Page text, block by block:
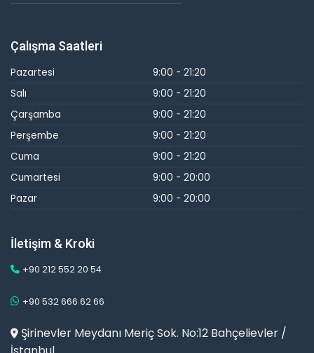
Çalışma Saatleri
Pazartesi
9:00 - 21:20
Salı
9:00 - 21:20
Çarşamba
9:00 - 21:20
Perşembe
9:00 - 21:20
Cuma
9:00 - 21:20
Cumartesi
9:00 - 20:00
Pazar
9:00 - 20:00
İletişim & Kroki
+90 212 552 20 54
+90 532 666 62 66
Şirinevler Meydanı Meriç Sok. No:12 Bahçelievler /